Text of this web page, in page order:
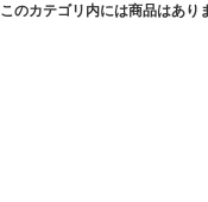
このカテゴリ内には商品はあり